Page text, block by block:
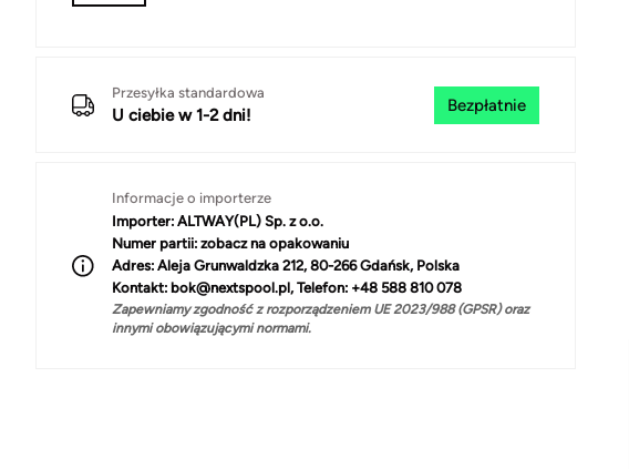
Przesyłka standardowa
U ciebie w 1-2 dni!
Bezpłatnie
Informacje o importerze
Importer: ALTWAY(PL) Sp. z o.o.
Numer partii: zobacz na opakowaniu
Adres: Aleja Grunwaldzka 212, 80-266 Gdańsk, Polska
Kontakt: bok@nextspool.pl, Telefon: +48 588 810 078
Zapewniamy zgodność z rozporządzeniem UE 2023/988 (GPSR) oraz
innymi obowiązującymi normami.